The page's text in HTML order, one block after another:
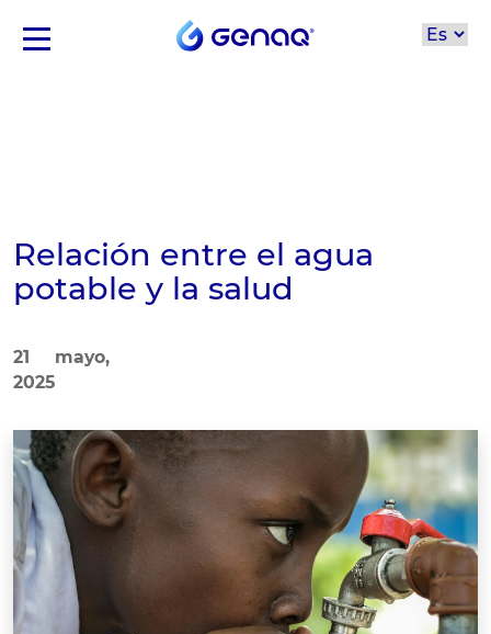
Relación entre el agua
potable y la salud
21 mayo,
2025